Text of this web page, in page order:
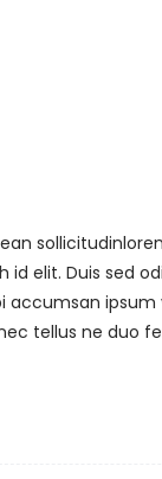
id elit. Duis sed
accumsan ipsum
tellus ne duo